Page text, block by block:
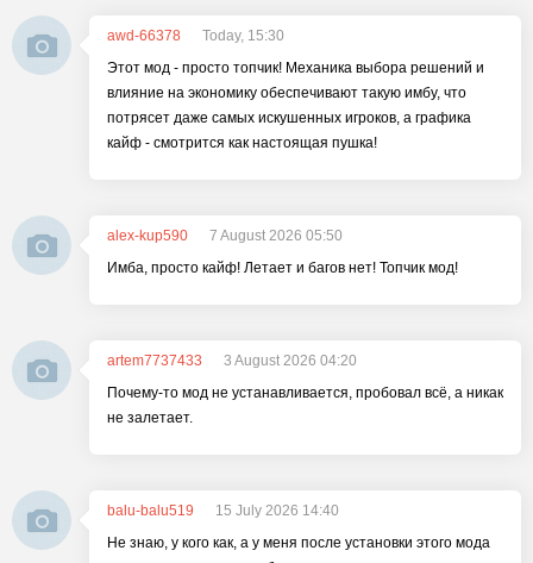
awd-66378
Today, 15:30
Этот мод - просто топчик! Механика выбора решений и
влияние на экономику обеспечивают такую имбу, что
потрясет даже самых искушенных игроков, а графика
кайф - смотрится как настоящая пушка!
alex-kup590
7 August 2026 05:50
Имба, просто кайф! Летает и багов нет! Топчик мод!
artem7737433
3 August 2026 04:20
Почему-то мод не устанавливается, пробовал всё, а никак
не залетает.
balu-balu519
15 July 2026 14:40
Не знаю, у кого как, а у меня после установки этого мода